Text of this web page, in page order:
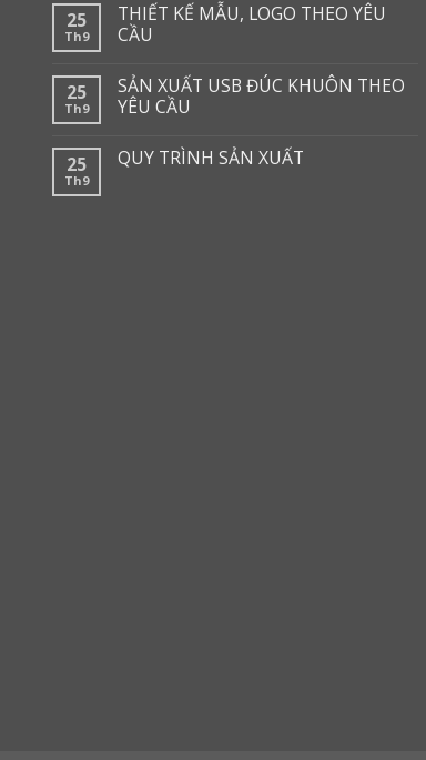
25
Th9
THIẾT KẾ MẪU, LOGO THEO YÊU
CẦU
25
Th9
SẢN XUẤT USB ĐÚC KHUÔN THEO
YÊU CẦU
25
Th9
QUY TRÌNH SẢN XUẤT